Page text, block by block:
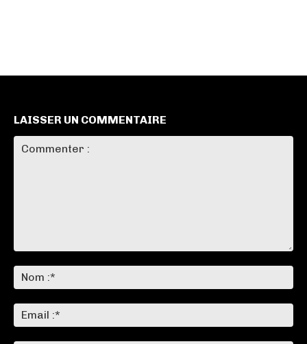
LAISSER UN COMMENTAIRE
:*
:*